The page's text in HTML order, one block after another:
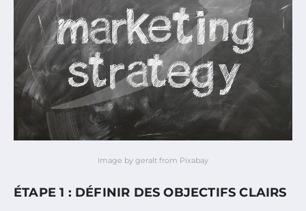
Image by geralt from Pixabay
ÉTAPE 1 : DÉFINIR DES OBJECTIFS CLAIRS